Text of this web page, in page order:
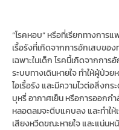
“โรคหอบ” หรือที่เรียกทางการ
เรื้อรังที่เกิดจากการอักเสบขอ
เฉพาะในเด็ก โรคนี้เกิดจากกา
ระบบทางเดินหายใจ ทำให้ผู้ป่ว
ไอเรื้อรัง และมีความไวต่อสิ่งก
บุหรี่ อากาศเย็น หรือการออกก
หลอดลมจะตีบแคบลง และทำให้
เสียงหวีดขณะหายใจ และแน่นห